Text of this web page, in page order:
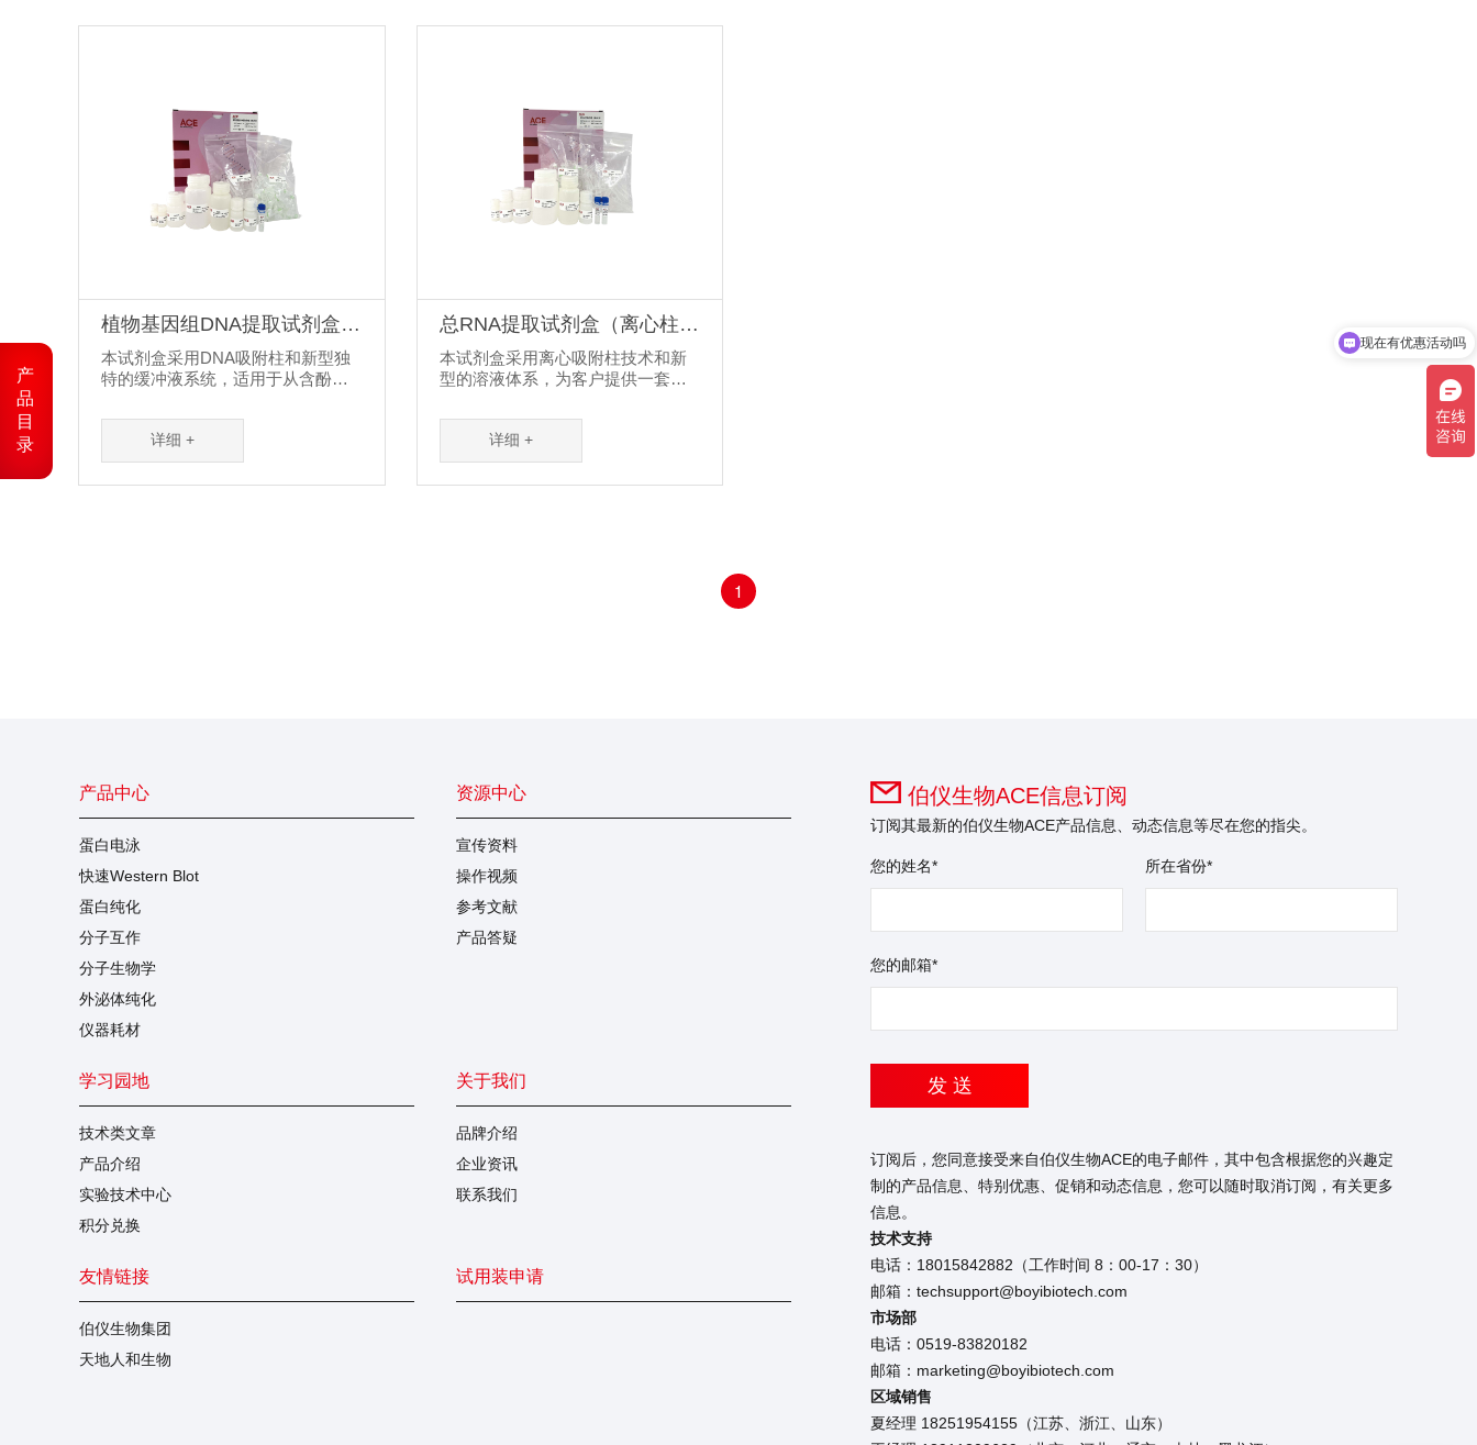
DNA可适用于各种常规操作，包括
也可用作DNA的浓缩和纯化。使用
植物基因组DNA提取试剂盒
（离心柱法）
本试剂盒采用DNA吸附柱和新型独
特的缓冲液系统，适用于从含酚
中快速简单地提取基因组DNA。离
心吸附柱中采用的硅基质材料为新
型材料，高效、专一吸附DNA，可
有效去除杂质蛋白。
详细 +
总RNA提取试剂盒（离心柱
法）
本试剂盒采用离心吸附柱技术和新
型的溶液体系，为客户提供一套从
细菌中纯化完整、高质量总 RNA。
试剂盒采用独特的缓冲液系统，快
速裂解细胞，沉淀蛋白，高效专一
吸附核酸分子，再经 DNA 酶 I 处理
详细 +
1
产
品
目
录
产品中心
蛋白电泳
快速Western Blot
蛋白纯化
分子互作
分子生物学
外泌体纯化
仪器耗材
资源中心
宣传资料
操作视频
参考文献
产品答疑
学习园地
技术类文章
产品介绍
实验技术中心
积分兑换
关于我们
品牌介绍
企业资讯
联系我们
友情链接
伯仪生物集团
天地人和生物
试用装申请
伯仪生物ACE信息订阅
订阅其最新的伯仪生物ACE产品信息、动态信息等尽在您的指尖。
您的姓名* 所在省份*
您的邮箱*
发 送
订阅后，您同意接受来自伯仪生物ACE的电子邮件，其中包含根据您的兴趣定
制的产品信息、特别优惠、促销和动态信息，您可以随时取消订阅，有关更多
信息。
技术支持
电话：18015842882（工作时间 8：00-17：30）
邮箱：techsupport@boyibiotech.com
市场部
电话：0519-83820182
邮箱：marketing@boyibiotech.com
区域销售
夏经理 18251954155（江苏、浙江、山东）
现在有优惠活动吗